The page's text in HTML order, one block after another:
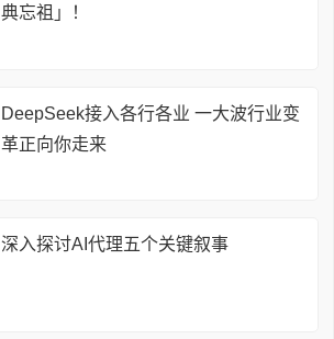
典忘祖」！
DeepSeek接入各行各业 一大波行业变
革正向你走来
深入探讨AI代理五个关键叙事